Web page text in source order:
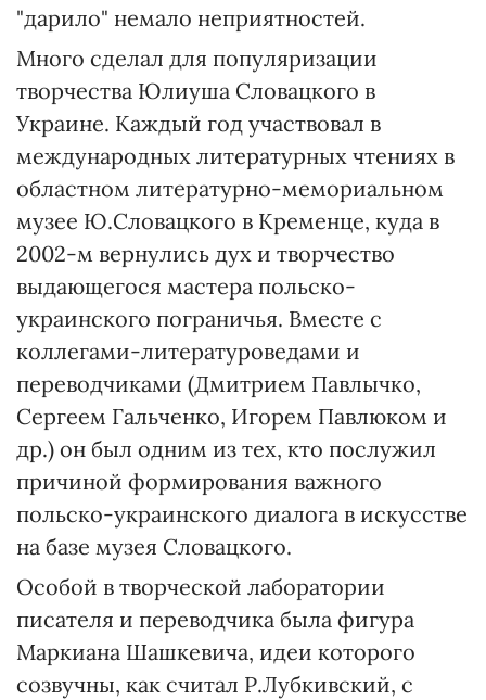
"дарило" немало неприятностей.
Много сделал для популяризации
творчества Юлиуша Словацкого в
Украине. Каждый год участвовал в
международных литературных чтениях в
областном литературно-мемориальном
музее Ю.Словацкого в Кременце, куда в
2002-м вернулись дух и творчество
выдающегося мастера польско-
украинского пограничья. Вместе с
коллегами-литературоведами и
переводчиками (Дмитрием Павлычко,
Сергеем Гальченко, Игорем Павлюком и
др.) он был одним из тех, кто послужил
причиной формирования важного
польско-украинского диалога в искусстве
на базе музея Словацкого.
Особой в творческой лаборатории
писателя и переводчика была фигура
Маркиана Шашкевича, идеи которого
созвучны, как считал Р.Лубкивский, с